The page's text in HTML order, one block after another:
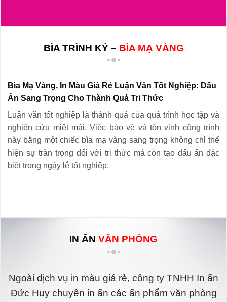
BÌA TRÌNH KÝ – BÌA MẠ VÀNG
Bìa Mạ Vàng, In Màu Giá Rẻ Luận Văn Tốt Nghiệp: Dấu
Ấn Sang Trọng Cho Thành Quả Tri Thức
Luận văn tốt nghiệp là thành quả của quá trình học tập và
nghiên cứu miệt mài. Việc bảo vệ và tôn vinh công trình
này bằng một chiếc bìa mạ vàng sang trọng không chỉ thể
hiện sự trân trọng đối với tri thức mà còn tạo dấu ấn đặc
biệt trong ngày lễ tốt nghiệp.
IN ẤN VĂN PHÒNG
Ngoài dịch vụ in màu giá rẻ, công ty TNHH In ấn
Đức Huy chuyên in ấn các ấn phẩm văn phòng